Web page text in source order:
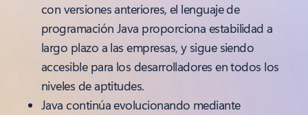
con versiones anteriores, el lenguaje de
programación Java proporciona estabilidad a
largo plazo a las empresas, y sigue siendo
accesible para los desarrolladores en todos los
niveles de aptitudes.
Java continúa evolucionando mediante